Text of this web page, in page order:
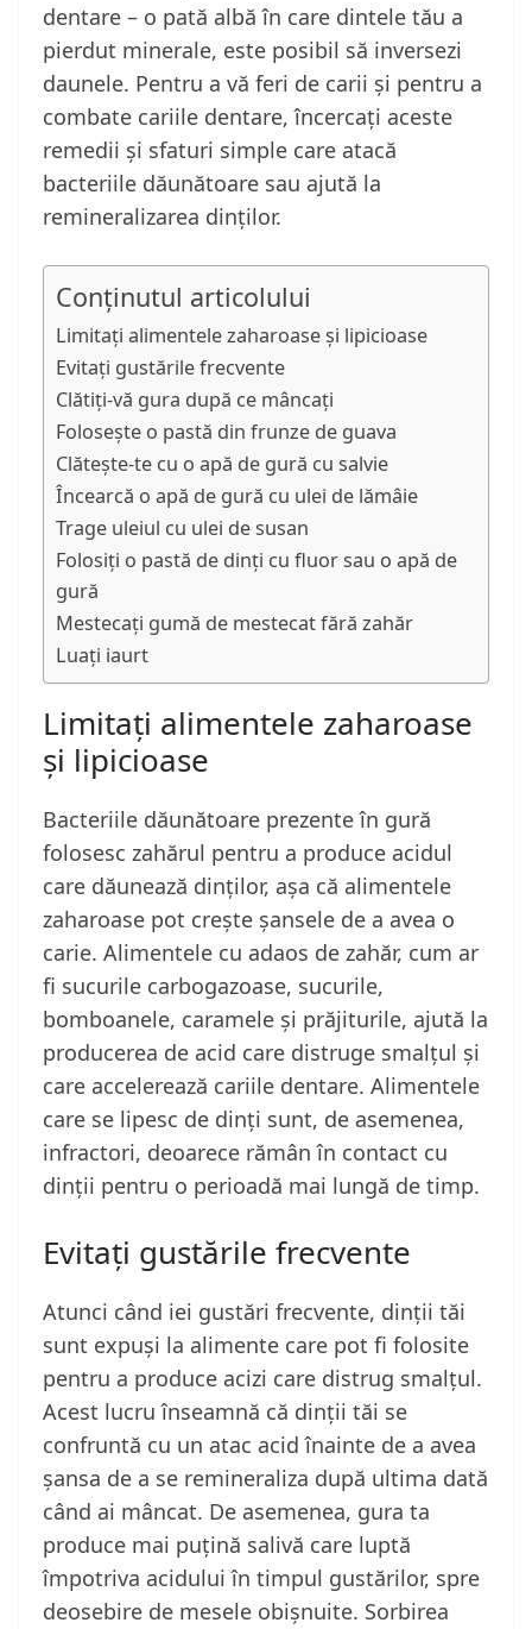
dentare – o pată albă în care dintele tău a
pierdut minerale, este posibil să inversezi
daunele. Pentru a vă feri de carii și pentru a
combate cariile dentare, încercați aceste
remedii și sfaturi simple care atacă
bacteriile dăunătoare sau ajută la
remineralizarea dinților.
Conținutul articolului
Limitați alimentele zaharoase și lipicioase
Evitați gustările frecvente
Clătiți-vă gura după ce mâncați
Folosește o pastă din frunze de guava
Clătește-te cu o apă de gură cu salvie
Încearcă o apă de gură cu ulei de lămâie
Trage uleiul cu ulei de susan
Folosiți o pastă de dinți cu fluor sau o apă de
gură
Mestecați gumă de mestecat fără zahăr
Luați iaurt
Limitați alimentele zaharoase
și lipicioase
Bacteriile dăunătoare prezente în gură
folosesc zahărul pentru a produce acidul
care dăunează dinților, așa că alimentele
zaharoase pot crește șansele de a avea o
carie. Alimentele cu adaos de zahăr, cum ar
fi sucurile carbogazoase, sucurile,
bomboanele, caramele și prăjiturile, ajută la
producerea de acid care distruge smalțul și
care accelerează cariile dentare. Alimentele
care se lipesc de dinți sunt, de asemenea,
infractori, deoarece rămân în contact cu
dinții pentru o perioadă mai lungă de timp.
Evitați gustările frecvente
Atunci când iei gustări frecvente, dinții tăi
sunt expuși la alimente care pot fi folosite
pentru a produce acizi care distrug smalțul.
Acest lucru înseamnă că dinții tăi se
confruntă cu un atac acid înainte de a avea
șansa de a se remineraliza după ultima dată
când ai mâncat. De asemenea, gura ta
produce mai puțină salivă care luptă
împotriva acidului în timpul gustărilor, spre
deosebire de mesele obișnuite. Sorbirea